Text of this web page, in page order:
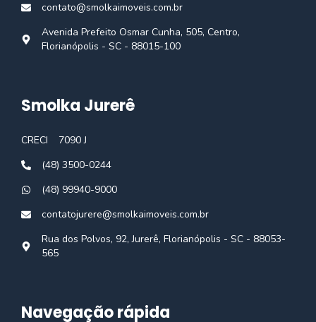
contato@smolkaimoveis.com.br
Avenida Prefeito Osmar Cunha, 505, Centro,
Florianópolis - SC - 88015-100
Smolka Jurerê
CRECI
7090 J
(48) 3500-0244
(48) 99940-9000
contatojurere@smolkaimoveis.com.br
Rua dos Polvos, 92, Jurerê, Florianópolis - SC - 88053-
565
Navegação rápida